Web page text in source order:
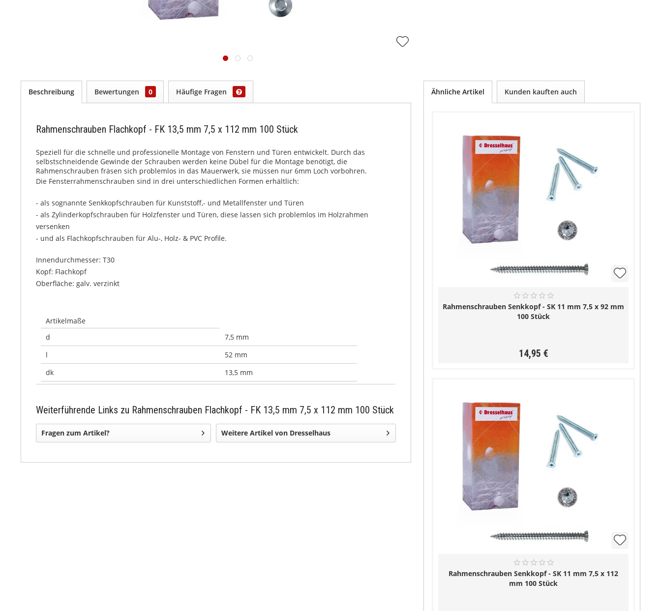
Beschreibung Bewertungen 0 Häufige Fragen
Rahmenschrauben Flachkopf - FK 13,5 mm 7,5 x 112 mm 100 Stück
Speziell für die schnelle und professionelle Montage von Fenstern und Türen entwickelt. Durch das
selbstschneidende Gewinde der Schrauben werden keine Dübel für die Montage benötigt, die
Rahmenschrauben fräsen sich problemlos in das Mauerwerk, sie müssen nur 6mm Loch vorbohren.
Die Fensterrahmenschrauben sind in drei unterschiedlichen Formen erhältlich:
- als sognannte Senkkopfschrauben für Kunststoff,- und Metallfenster und Türen
- als Zylinderkopfschrauben für Holzfenster und Türen, diese lassen sich problemlos im Holzrahmen
versenken
- und als Flachkopfschrauben für Alu-, Holz- & PVC Profile.
Innendurchmesser: T30
Kopf: Flachkopf
Oberfläche: galv. verzinkt
Artikelmaße
d
7,5 mm
l
52 mm
dk
13,5 mm
Weiterführende Links zu Rahmenschrauben Flachkopf - FK 13,5 mm 7,5 x 112 mm 100 Stück
Fragen zum Artikel? Weitere Artikel von Dresselhaus
Ähnliche Artikel Kunden kauften auch
Rahmenschrauben Senkkopf - SK 11 mm 7,5 x 92 mm
100 Stück
14,95 €
Rahmenschrauben Senkkopf - SK 11 mm 7,5 x 112
mm 100 Stück